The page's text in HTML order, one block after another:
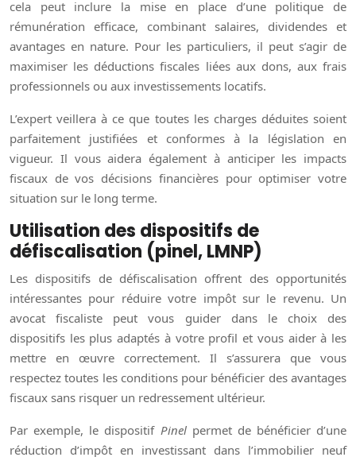
cela peut inclure la mise en place d’une politique de
rémunération efficace, combinant salaires, dividendes et
avantages en nature. Pour les particuliers, il peut s’agir de
maximiser les déductions fiscales liées aux dons, aux frais
professionnels ou aux investissements locatifs.
L’expert veillera à ce que toutes les charges déduites soient
parfaitement justifiées et conformes à la législation en
vigueur. Il vous aidera également à anticiper les impacts
fiscaux de vos décisions financières pour optimiser votre
situation sur le long terme.
Utilisation des dispositifs de
défiscalisation (pinel, LMNP)
Les dispositifs de défiscalisation offrent des opportunités
intéressantes pour réduire votre impôt sur le revenu. Un
avocat fiscaliste peut vous guider dans le choix des
dispositifs les plus adaptés à votre profil et vous aider à les
mettre en œuvre correctement. Il s’assurera que vous
respectez toutes les conditions pour bénéficier des avantages
fiscaux sans risquer un redressement ultérieur.
Par exemple, le dispositif Pinel permet de bénéficier d’une
réduction d’impôt en investissant dans l’immobilier neuf